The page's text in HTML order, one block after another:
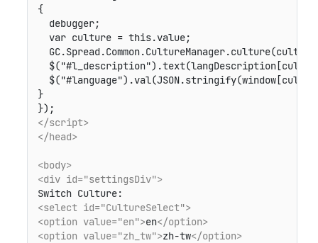
{
  debugger;
  var culture = this.value;
}
</script>
</head>
<body>
<div id="settingsDiv">
<select id="CultureSelect">
<option value="en">en</option>
<option value="zh_tw">zh-tw</option>